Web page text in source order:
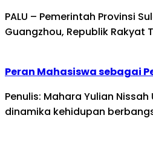
PALU – Pemerintah Provinsi
Guangzhou, Republik
Peran Mahasiswa sebagai
Penulis: Mahara Yulian
dinamika kehidupan